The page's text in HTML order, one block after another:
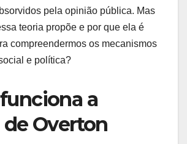
pela opinião pública. Mas
teoria propõe e por que ela é
compreendermos os mecanismos
e política?
a
de Overton